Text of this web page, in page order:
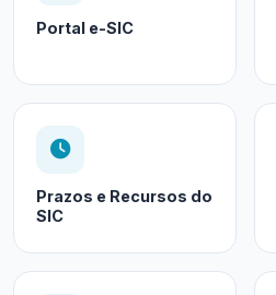
Portal e-SIC
Prazos e Recursos do
SIC